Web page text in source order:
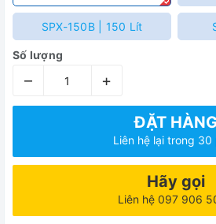
SPX-150B | 150 Lít
Số lượng
– +
ĐẶT
Liên hệ lại trong 30
Hãy gọi
Liên hệ 097 906